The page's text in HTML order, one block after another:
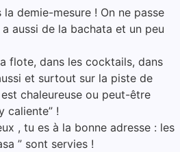
demie-mesure ! On ne passe
aussi de la bachata et un peu
flote, dans les cocktails, dans
et surtout sur la piste de
est chaleureuse ou peut-être
caliente” !
, tu es à la bonne adresse : les
” sont servies !